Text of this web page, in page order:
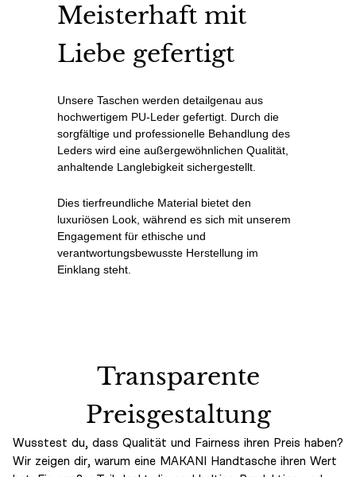
Meisterhaft mit
Liebe gefertigt
Unsere Taschen werden detailgenau aus
hochwertigem PU-Leder gefertigt. Durch die
sorgfältige und professionelle Behandlung des
Leders wird eine außergewöhnlichen Qualität,
anhaltende Langlebigkeit sichergestellt.
Dies tierfreundliche Material bietet den
luxuriösen Look, während es sich mit unserem
Engagement für ethische und
verantwortungsbewusste Herstellung im
Einklang steht.
Transparente
Preisgestaltung
Wusstest du, dass Qualität und Fairness ihren Preis haben?
Wir zeigen dir, warum eine MAKANI Handtasche ihren Wert